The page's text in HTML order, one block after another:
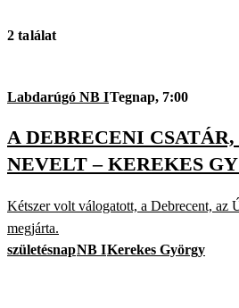
2 találat
Labdarúgó NB ITegnap, 7:00
A DEBRECENI
NEVELT – KEREKES
Kétszer volt válogatott, a Debrecent, az
megjárta.
születésnapNB IKerekes György